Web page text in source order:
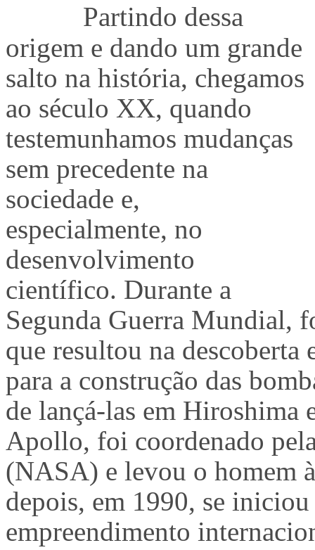
Partindo dessa
origem e dando um grande
salto na história, chegamos
ao século XX, quando
testemunhamos mudanças
sem precedente na
sociedade e,
especialmente, no
desenvolvimento
científico. Durante a
Segunda Guerra Mundial,
que resultou na
para a construção das
de lançá-las em Hiroshima
Apollo, foi coordenado
(NASA) e levou o homem
depois, em 1990, se
empreendimento